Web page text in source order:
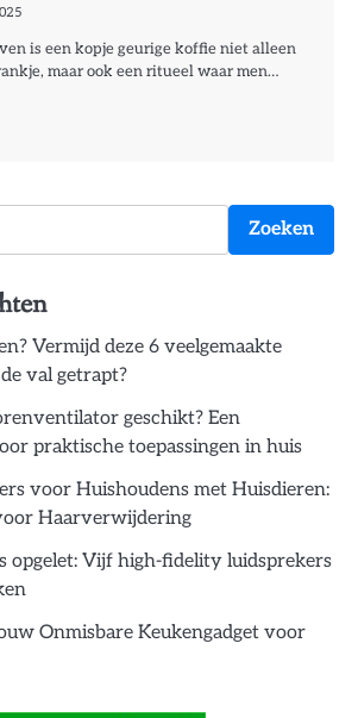
is een kopje geurige koffie niet alleen
maar ook een ritueel waar men…
Zoeken
Vermijd deze 6 veelgemaakte
val getrapt?
geschikt? Een
praktische toepassingen in huis
voor Huishoudens met Huisdieren:
Haarverwijdering
opgelet: Vijf high-fidelity luidsprekers
Onmisbare Keukengadget voor